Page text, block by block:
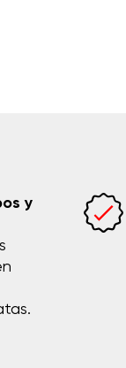
y